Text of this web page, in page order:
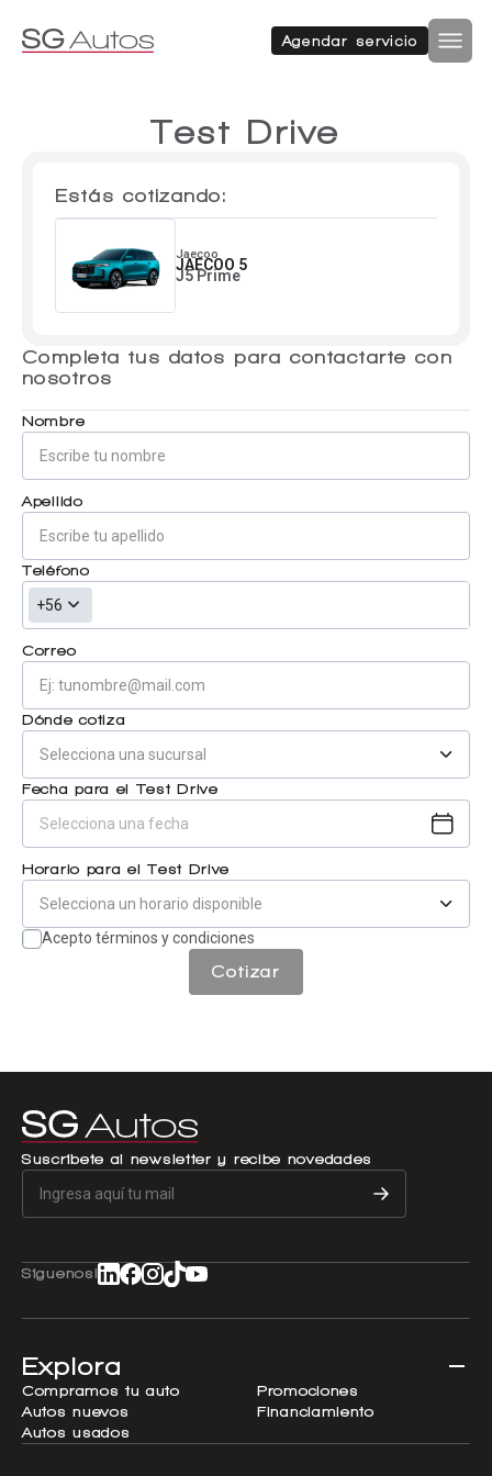
Agendar servicio
Autos nuevos
Autos usados
Repuestos
Sucursales
Compramos tu auto
Acerca de SG Autos
Financiamiento
Flotas
Centro de ayuda
Autos nuevos
Ver todo autos nuevos
Autos usados
SUV
Hatchback
Furgón
Doble cabina
Test Drive
Completa tus datos para contactarte con
nosotros
Nombre
Apellido
Teléfono
+56
Correo
Dónde cotiza
Fecha para el Test Drive
Horario para el Test Drive
Acepto términos y condiciones
Cotizar
Estás cotizando:
Jaecoo
JAECOO 5
J5 Prime
Suscríbete al newsletter y recibe novedades
Síguenos!
Explora
Compramos tu auto
Autos nuevos
Autos usados
Promociones
Financiamiento